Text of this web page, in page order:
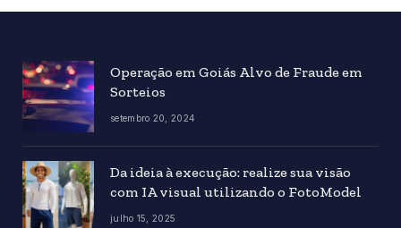
Operação em Goiás Alvo de Fraude em
Sorteios
setembro 20, 2024
Da ideia à execução: realize sua visão
com IA visual utilizando o FotoModel
julho 15, 2025